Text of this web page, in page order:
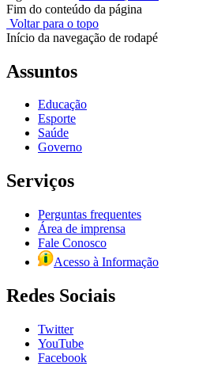
Fim do conteúdo da página
Voltar para o topo
Início da navegação de rodapé
Assuntos
Educação
Esporte
Saúde
Governo
Serviços
Perguntas frequentes
Área de imprensa
Fale Conosco
Acesso à Informação
Redes Sociais
Twitter
YouTube
Facebook